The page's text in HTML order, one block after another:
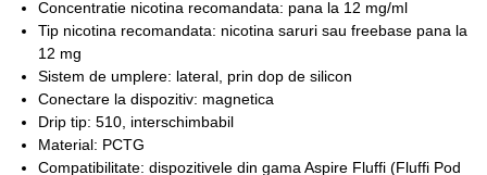
Concentratie nicotina recomandata: pana la 12 mg/ml
Tip nicotina recomandata: nicotina saruri sau freebase pana la
12 mg
Sistem de umplere: lateral, prin dop de silicon
Conectare la dispozitiv: magnetica
Drip tip: 510, interschimbabil
Material: PCTG
Compatibilitate: dispozitivele din gama Aspire Fluffi (Fluffi Pod